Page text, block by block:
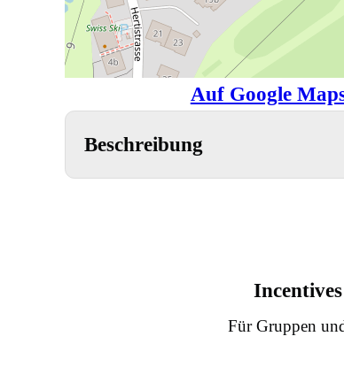
Auf Google
Beschreibung
Für Gruppen